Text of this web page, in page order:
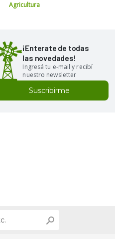
Agricultura
¡Enterate de todas
las novedades!
Ingresá tu e-mail y recibí
nuestro newsletter
Suscribirme